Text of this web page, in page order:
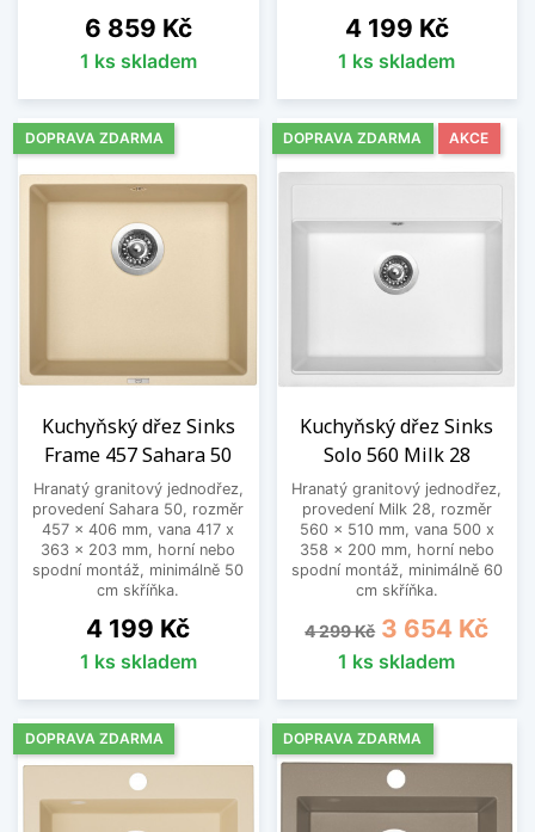
Cena
6 859 Kč
1 ks skladem
Cena
4 199 Kč
1 ks skladem
Kuchyňský dřez Sinks
Frame 457 Sahara 50
Hranatý granitový jednodřez,
provedení Sahara 50, rozměr
457 x 406 mm, vana 417 x
363 x 203 mm, horní nebo
spodní montáž, minimálně 50
cm skříňka.
Cena
4 199 Kč
1 ks skladem
DOPRAVA ZDARMA
Kuchyňský dřez Sinks
Solo 560 Milk 28
Hranatý granitový jednodřez,
provedení Milk 28, rozměr
560 x 510 mm, vana 500 x
358 x 200 mm, horní nebo
spodní montáž, minimálně 60
cm skříňka.
Běžná cena
4 299 Kč Cena
3 654 Kč
1 ks skladem
DOPRAVA ZDARMA AKCE
DOPRAVA ZDARMA DOPRAVA ZDARMA